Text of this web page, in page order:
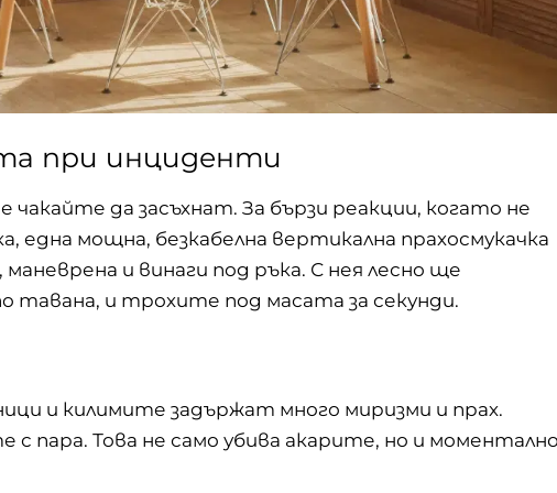
при инциденти
чакайте да засъхнат. За бързи реакции, когато не
една мощна, безкабелна вертикална прахосмукачка
и винаги под ръка. С нея лесно ще
тавана, и трохите под масата за секунди.
и килимите задържат много миризми и прах.
с пара. Това не само убива акарите, но и